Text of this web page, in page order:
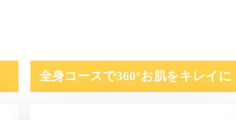
全身コースで360°お肌をキレイに